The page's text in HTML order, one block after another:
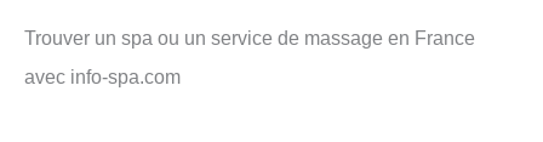
Trouver un spa ou un service de massage en France
avec info-spa.com